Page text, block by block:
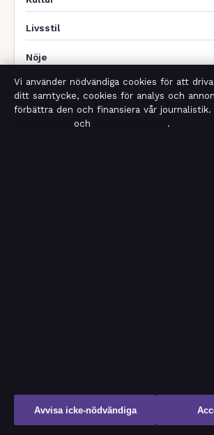
Livsstil
Nöje
Nyheter
Reportage
Vi använder nödvändiga cookies för att
ditt samtycke, cookies för analys och
förbättra den och finansiera vår journalistik.
och .
Avvisa icke-nödvändiga